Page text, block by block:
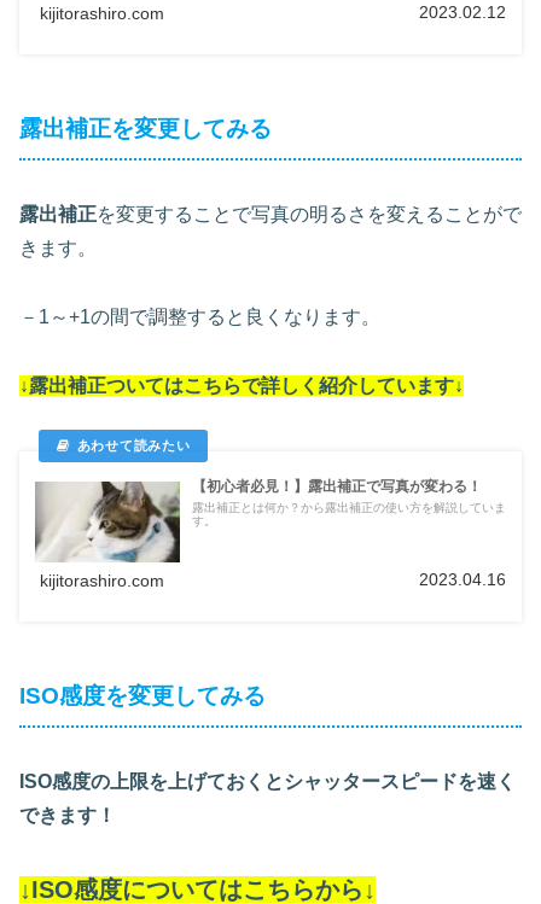
kijitorashiro.com 2023.02.12
露出補正を変更してみる
露出補正を変更することで写真の明るさを変えることがで
きます。
－1～+1の間で調整すると良くなります。
↓露出補正ついてはこちらで詳しく紹介しています↓
【初心者必見！】露出補正で写真が変わる！
露出補正とは何か？から露出補正の使い方を解説していま
す。
kijitorashiro.com 2023.04.16
ISO感度を変更してみる
ISO感度の上限を上げておくとシャッタースピードを速く
できます！
↓ISO感度についてはこちらから↓